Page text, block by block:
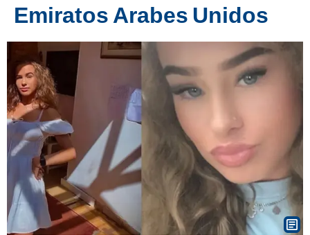
Emiratos Arabes Unidos